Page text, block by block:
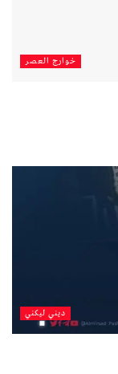
خوارج العصر
دیني لیکني